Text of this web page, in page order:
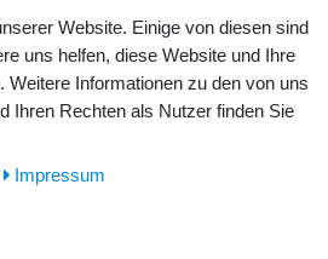
& Iris Kleiner GbR
Website. Einige von diesen sind
uns helfen, diese Website und Ihre
Weitere Informationen zu den von uns
Ihren Rechten als Nutzer finden Sie
Impressum